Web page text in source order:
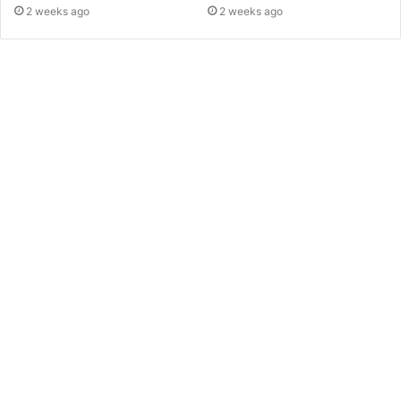
2 weeks ago 2 weeks ago